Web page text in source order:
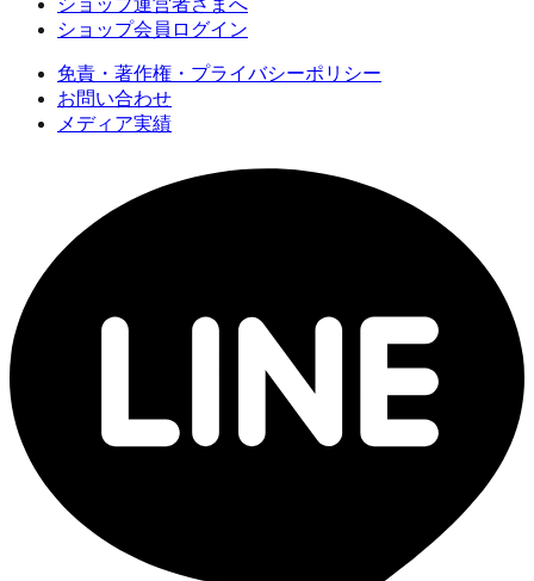
ショップ会員ログイン
免責・著作権・プライバシーポリシー
お問い合わせ
メディア実績